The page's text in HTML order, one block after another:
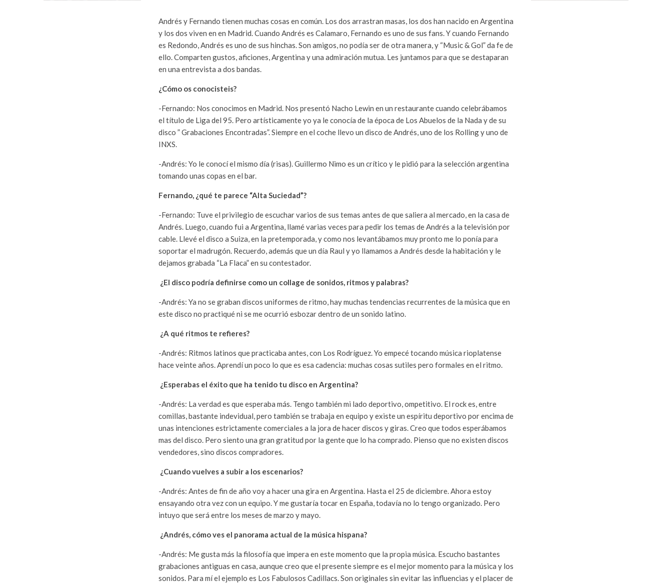
Andrés y Fernando tienen muchas cosas en común. Los dos arrastran masas, los dos han nacido en Argentina
y los dos viven en en Madrid. Cuando Andrés es Calamaro, Fernando es uno de sus fans. Y cuando Fernando
es Redondo, Andrés es uno de sus hinchas. Son amigos, no podía ser de otra manera, y “Music & Gol” da fe de
ello. Comparten gustos, aficiones, Argentina y una admiración mutua. Les juntamos para que se destaparan
en una entrevista a dos bandas.
¿Cómo os conocisteis?
-Fernando: Nos conocimos en Madrid. Nos presentó Nacho Lewin en un restaurante cuando celebrábamos
el título de Liga del 95. Pero artísticamente yo ya le conocía de la época de Los Abuelos de la Nada y de su
disco ” Grabaciones Encontradas”. Siempre en el coche llevo un disco de Andrés, uno de los Rolling y uno de
INXS.
-Andrés: Yo le conocí el mismo día (risas). Guillermo Nimo es un crítico y le pidió para la selección argentina
tomando unas copas en el bar.
Fernando, ¿qué te parece “Alta Suciedad”?
-Fernando: Tuve el privilegio de escuchar varios de sus temas antes de que saliera al mercado, en la casa de
Andrés. Luego, cuando fui a Argentina, llamé varias veces para pedir los temas de Andrés a la televisión por
cable. Llevé el disco a Suiza, en la pretemporada, y como nos levantábamos muy pronto me lo ponía para
soportar el madrugón. Recuerdo, además que un día Raul y yo llamamos a Andrés desde la habitación y le
dejamos grabada “La Flaca” en su contestador.
¿El disco podría definirse como un collage de sonidos, ritmos y palabras?
-Andrés: Ya no se graban discos uniformes de ritmo, hay muchas tendencias recurrentes de la música que en
este disco no practiqué ni se me ocurrió esbozar dentro de un sonido latino.
¿A qué ritmos te refieres?
-Andrés: Ritmos latinos que practicaba antes, con Los Rodríguez. Yo empecé tocando música rioplatense
hace veinte años. Aprendí un poco lo que es esa cadencia: muchas cosas sutiles pero formales en el ritmo.
¿Esperabas el éxito que ha tenido tu disco en Argentina?
-Andrés: La verdad es que esperaba más. Tengo también mi lado deportivo, ompetitivo. El rock es, entre
comillas, bastante indevidual, pero también se trabaja en equipo y existe un espíritu deportivo por encima de
unas intenciones estrictamente comerciales a la jora de hacer discos y giras. Creo que todos esperábamos
mas del disco. Pero siento una gran gratitud por la gente que lo ha comprado. Pienso que no existen discos
vendedores, sino discos compradores.
¿Cuando vuelves a subir a los escenarios?
-Andrés: Antes de fin de año voy a hacer una gira en Argentina. Hasta el 25 de diciembre. Ahora estoy
ensayando otra vez con un equipo. Y me gustaría tocar en España, todavía no lo tengo organizado. Pero
intuyo que será entre los meses de marzo y mayo.
¿Andrés, cómo ves el panorama actual de la música hispana?
-Andrés: Me gusta más la filosofía que impera en este momento que la propia música. Escucho bastantes
grabaciones antiguas en casa, aunque creo que el presente siempre es el mejor momento para la música y los
sonidos. Para mí el ejemplo es Los Fabulosos Cadillacs. Son originales sin evitar las influencias y el placer de